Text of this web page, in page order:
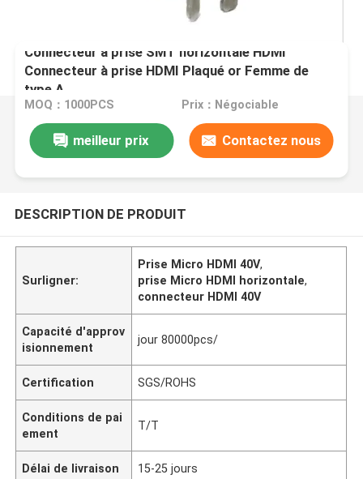
Connecteur à prise SMT horizontale HDMI
Connecteur à prise HDMI Plaqué or Femme de
type A
MOQ：1000PCS Prix：Négociable
meilleur prix Contactez nous
DESCRIPTION DE PRODUIT
Surligner:
Prise Micro HDMI 40V,
prise Micro HDMI horizontale,
connecteur HDMI 40V
Capacité d'approv
isionnement
jour 80000pcs/
Certification SGS/ROHS
Conditions de pai
ement
T/T
Délai de livraison 15-25 jours